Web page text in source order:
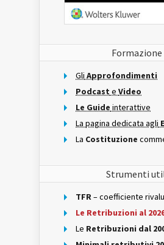
Formazione
Gli Approfondimenti
Podcast e Video
Le Guide interattive
La pagina dedicata agli
La Costituzione
Strumenti
TFR– coefficiente
Le Retribuzioni al
Le Retribuzioni dal